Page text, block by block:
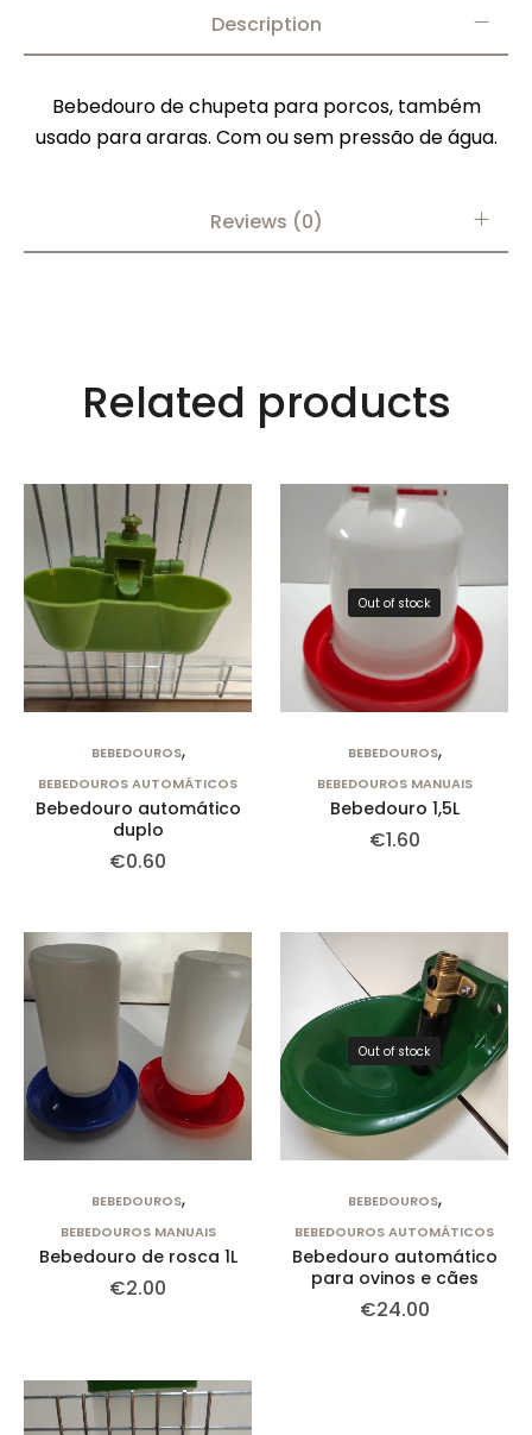
Description
Bebedouro de chupeta para porcos, também
usado para araras. Com ou sem pressão de água.
Reviews (0)
Related products
BEBEDOUROS,
BEBEDOUROS AUTOMÁTICOS
Bebedouro automático
duplo
€0.60
Out of stock
BEBEDOUROS,
BEBEDOUROS MANUAIS
Bebedouro 1,5L
€1.60
BEBEDOUROS,
BEBEDOUROS MANUAIS
Bebedouro de rosca 1L
€2.00
Out of stock
BEBEDOUROS,
BEBEDOUROS AUTOMÁTICOS
Bebedouro automático
para ovinos e cães
€24.00